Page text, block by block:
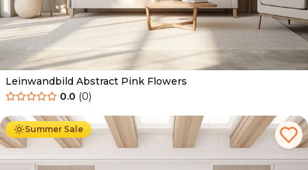
Leinwandbild Abstract Pink Flowers
0.0 (0)
Summer Sale
Ab 39.90 € 34.90